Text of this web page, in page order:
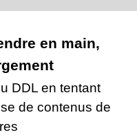
en main,
DDL en tentant
de contenus de